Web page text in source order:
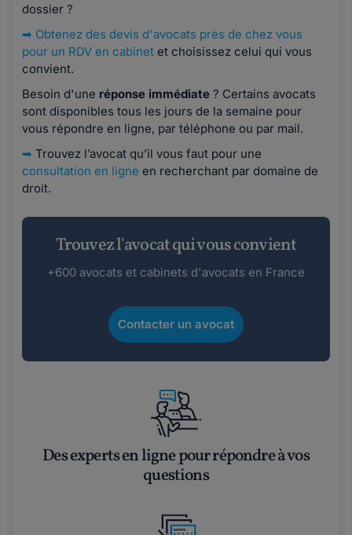
dossier ?
➡ Obtenez des devis d'avocats près de chez vous
pour un RDV en cabinet et choisissez celui qui vous
convient.
Besoin d'une réponse immédiate ? Certains avocats
sont disponibles tous les jours de la semaine pour
vous répondre en ligne, par téléphone ou par mail.
➡ Trouvez l’avocat qu’il vous faut pour une
consultation en ligne en recherchant par domaine de
droit.
Trouvez l'avocat qui vous convient
+600 avocats et cabinets d'avocats en France
Contacter un avocat
Des experts en ligne pour répondre à vos
questions